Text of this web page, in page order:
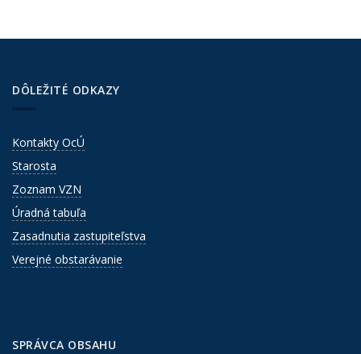
DÔLEŽITÉ ODKAZY
Kontakty OcÚ
Starosta
Zoznam VZN
Úradná tabuľa
Zasadnutia zastupiteľstva
Verejné obstarávanie
SPRÁVCA OBSAHU